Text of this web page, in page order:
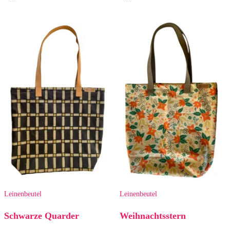
Leinenbeutel
Schwarze Quarder
Leinenbeutel
Weihnachtsstern